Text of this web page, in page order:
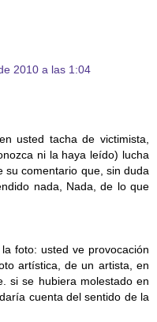
2010 a las 1:04
usted tacha de victimista,
ni la haya leído) lucha
su comentario que, sin duda
nada, Nada, de lo que
foto: usted ve provocación
artística, de un artista, en
si se hubiera molestado en
cuenta del sentido de la